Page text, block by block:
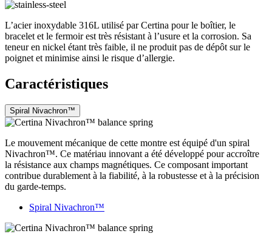
L’acier inoxydable 316L utilisé par Certina pour le boîtier, le
bracelet et le fermoir est très résistant à l’usure et la corrosion. Sa
teneur en nickel étant très faible, il ne produit pas de dépôt sur le
poignet et minimise ainsi le risque d’allergie.
Caractéristiques
Spiral Nivachron™
Le mouvement mécanique de cette montre est équipé d'un spiral
Nivachron™. Ce matériau innovant a été développé pour accroître
la résistance aux champs magnétiques. Ce composant important
contribue durablement à la fiabilité, à la robustesse et à la précision
du garde-temps.
Spiral Nivachron™